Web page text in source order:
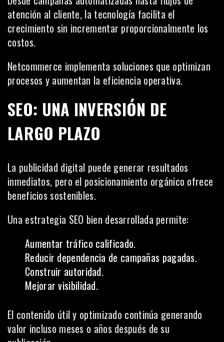
atención al cliente, la tecnología facilita el
crecimiento sin incrementar proporcionalmente los
costos.
Netcommerce implementa soluciones que optimizan
procesos y aumentan la eficiencia operativa.
SEO: UNA INVERSIÓN DE
LARGO PLAZO
La publicidad digital puede generar resultados
inmediatos, pero el posicionamiento orgánico ofrece
beneficios sostenibles.
Una estrategia SEO bien desarrollada permite:
Aumentar tráfico calificado.
Reducir dependencia de campañas pagadas.
Construir autoridad.
Mejorar visibilidad.
El contenido útil y optimizado continúa generando
valor incluso meses o años después de su